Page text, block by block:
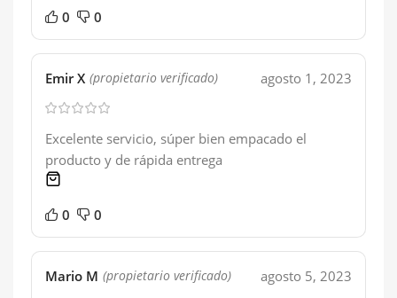
0 0
Emir X (propietario verificado) agosto 1, 2023
Excelente servicio, súper bien empacado el
producto y de rápida entrega
0 0
Mario M (propietario verificado) agosto 5, 2023